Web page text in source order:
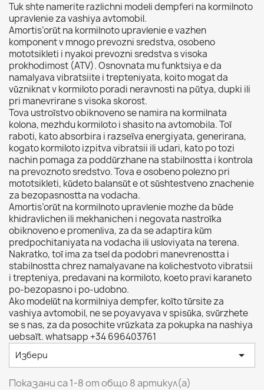
Tuk shte namerite razlichni modeli dempferi na kormilnoto
upravlenie za vashiya avtomobil.
Amortis’orŭt na kormilnoto upravlenie e vazhen
komponent v mnogo prevozni sredstva, osobeno
mototsikleti i nyakoi prevozni sredstva s visoka
prokhodimost (ATV). Osnovnata mu funktsiya e da
namalyava vibratsiite i trepteniyata, koito mogat da
vŭzniknat v kormiloto poradi neravnosti na pŭtya, dupki ili
pri manevrirane s visoka skorost.
Tova ustroĭstvo obiknoveno se namira na kormilnata
kolona, mezhdu kormiloto i shasito na avtomobila. Toĭ
raboti, kato absorbira i razseĭva energiyata, generirana,
kogato kormiloto izpitva vibratsii ili udari, kato po tozi
nachin pomaga za poddŭrzhane na stabilnostta i kontrola
na prevoznoto sredstvo. Tova e osobeno polezno pri
mototsikleti, kŭdeto balansŭt e ot sŭshtestveno znachenie
za bezopasnostta na vodacha.
Amortis’orŭt na kormilnoto upravlenie mozhe da bŭde
khidravlichen ili mekhanichen i negovata nastroĭka
obiknoveno e promenliva, za da se adaptira kŭm
predpochitaniyata na vodacha ili usloviyata na terena.
Nakratko, toĭ ima za tsel da podobri manevrenostta i
stabilnostta chrez namalyavane na kolichestvoto vibratsii
i trepteniya, predavani na kormiloto, koeto pravi karaneto
po-bezopasno i po-udobno.
Ako modelŭt na kormilniya dempfer, koĭto tŭrsite za
vashiya avtomobil, ne se poyavyava v spisŭka, svŭrzhete
se s nas, za da posochite vrŭzkata za pokupka na nashiya
uebsaĭt. whatsapp +34 696403761
Избери 
Показани са 1-8 от общо 8 артикул(а)